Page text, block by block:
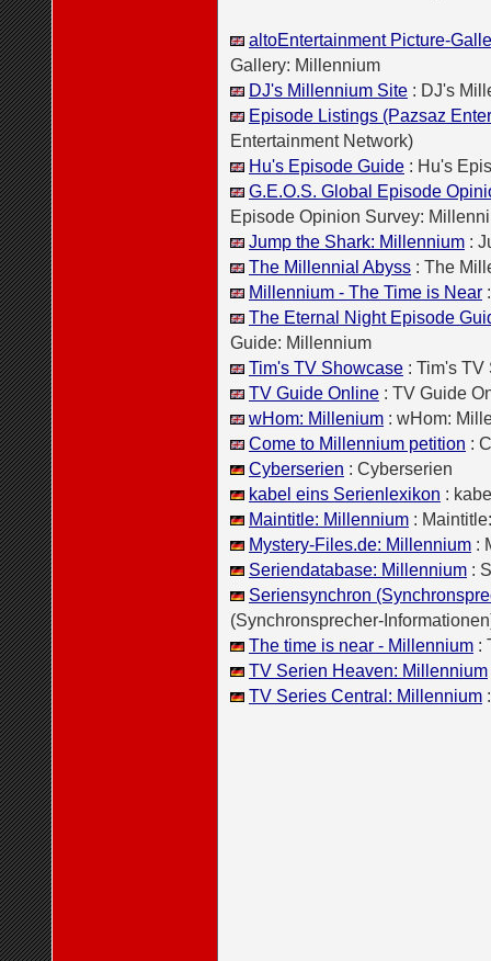
altoEntertainment Picture-
Gallery: Millennium
DJ's Millennium Site : DJ's
Episode Listings (Pazsaz
Entertainment Network)
Hu's Episode Guide : Hu's
G.E.O.S. Global Episode
Episode Opinion Survey:
Jump the Shark: Millennium :
The Millennial Abyss : The
Millennium - The Time is Near
The Eternal Night Episode
Guide: Millennium
Tim's TV Showcase : Tim's TV
TV Guide Online : TV Guide
wHom: Millenium : wHom:
Come to Millennium petition :
Cyberserien : Cyberserien
kabel eins Serienlexikon :
Maintitle: Millennium :
Mystery-Files.de: Millennium :
Seriendatabase: Millennium :
Seriensynchron
(Synchronsprecher-
The time is near - Millennium :
TV Serien Heaven: Millennium
TV Series Central: Millennium